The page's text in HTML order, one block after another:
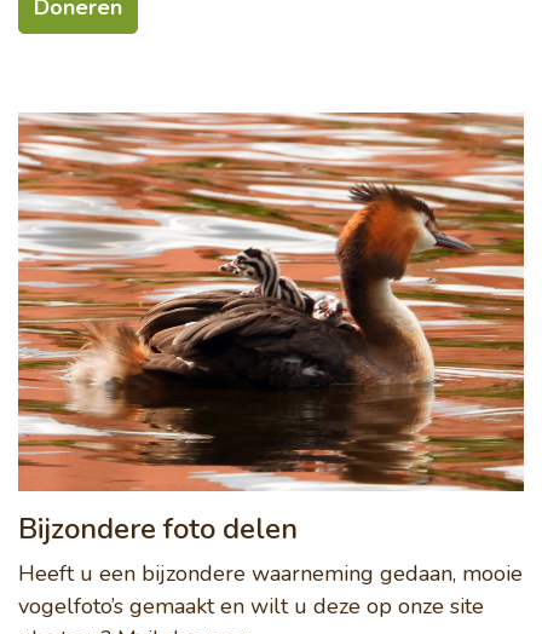
Doneren
Bijzondere foto delen
Heeft u een bijzondere waarneming gedaan, mooie
vogelfoto’s gemaakt en wilt u deze op onze site